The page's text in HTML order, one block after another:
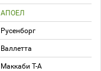
АПОЕЛ
Русенборг
Валлетта
Маккаби Т-А